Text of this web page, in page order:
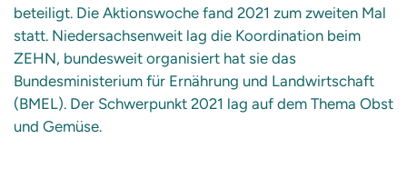
beteiligt. Die Aktionswoche fand 2021 zum zweiten Mal
statt. Niedersachsenweit lag die Koordination beim
ZEHN, bundesweit organisiert hat sie das
Bundesministerium für Ernährung und Landwirtschaft
(BMEL). Der Schwerpunkt 2021 lag auf dem Thema Obst
und Gemüse.